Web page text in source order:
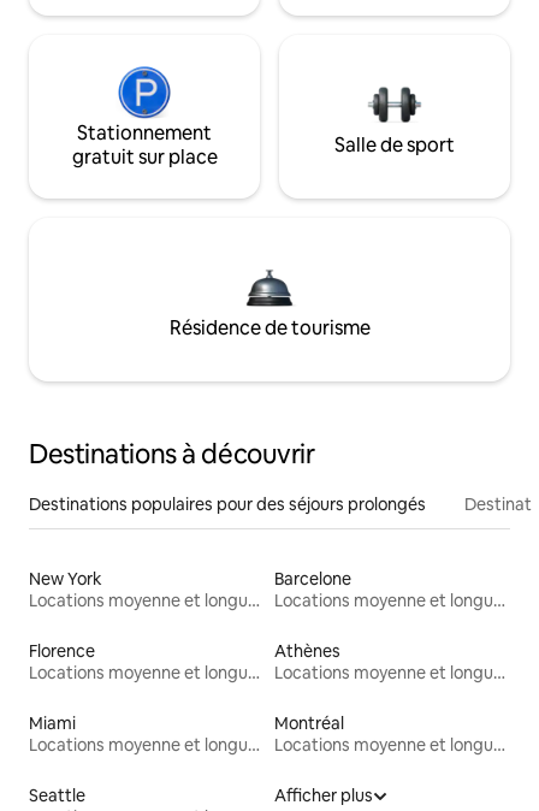
Stationnement
gratuit sur place
Salle de sport
Résidence de tourisme
Destinations à découvrir
Destinations populaires pour des séjours prolongés
New York
Locations moyenne et longue durée
Barcelone
Locations moyenne et longue durée
Florence
Locations moyenne et longue durée
Athènes
Locations moyenne et longue durée
Miami
Locations moyenne et longue durée
Montréal
Locations moyenne et longue durée
Seattle
Afficher plus